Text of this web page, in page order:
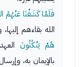
فَلَمَّا كَشَفْنَا عَنْهُمُ
الله بقاءهم
هُمْ يَنْكُثُونَ
بالإيمان به،